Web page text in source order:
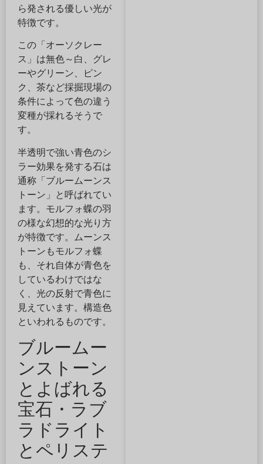
ら発される優しい光が
特徴です。
この「オーソクレー
ス」は無色～白、グレ
ーやグリーン、ピン
ク、茶など採掘現場の
条件によって色の違う
変種が採れるそうで
す。
半透明で強い青色のシ
ラー効果を発する石は
通称「ブルームーンス
トーン」と呼ばれてい
ます。モルフォ蝶の羽
の様な幻想的な光り方
が特徴です。ムーンス
トーンもモルフォ蝶
も、それ自体が青色を
しているわけではな
く、光の反射で青色に
見えています。構造色
といわれるものです。
ブルームー
ンストーン
とよばれる
宝石・ラブ
ラドライト
とペリステ